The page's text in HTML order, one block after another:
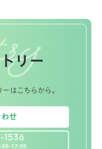
リー
ーはこちらから。
せ
17:00